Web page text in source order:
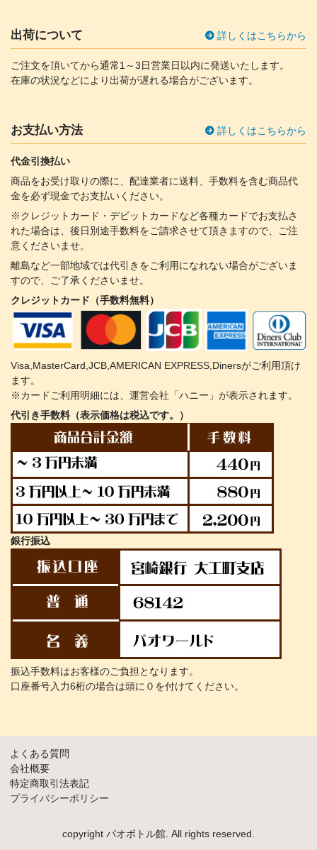
出荷について 詳しくはこちらから
ご注文を頂いてから通常1～3日営業日以内に発送いたします。
在庫の状況などにより出荷が遅れる場合がございます。
お支払い方法 詳しくはこちらから
代金引換払い
商品をお受け取りの際に、配達業者に送料、手数料を含む商品代
金を必ず現金でお支払いください。
※クレジットカード・デビットカードなど各種カードでお支払さ
れた場合は、後日別途手数料をご請求させて頂きますので、ご注
意くださいませ。
離島など一部地域では代引きをご利用になれない場合がございま
すので、ご了承くださいませ。
クレジットカード（手数料無料）
Visa,MasterCard,JCB,AMERICAN EXPRESS,Dinersがご利用頂け
ます。
※カードご利用明細には、運営会社「ハニー」が表示されます。
代引き手数料（表示価格は税込です。）
銀行振込
振込手数料はお客様のご負担となります。
口座番号入力6桁の場合は頭に０を付けてください。
よくある質問
会社概要
特定商取引法表記
プライバシーポリシー
copyright パオボトル館. All rights reserved.